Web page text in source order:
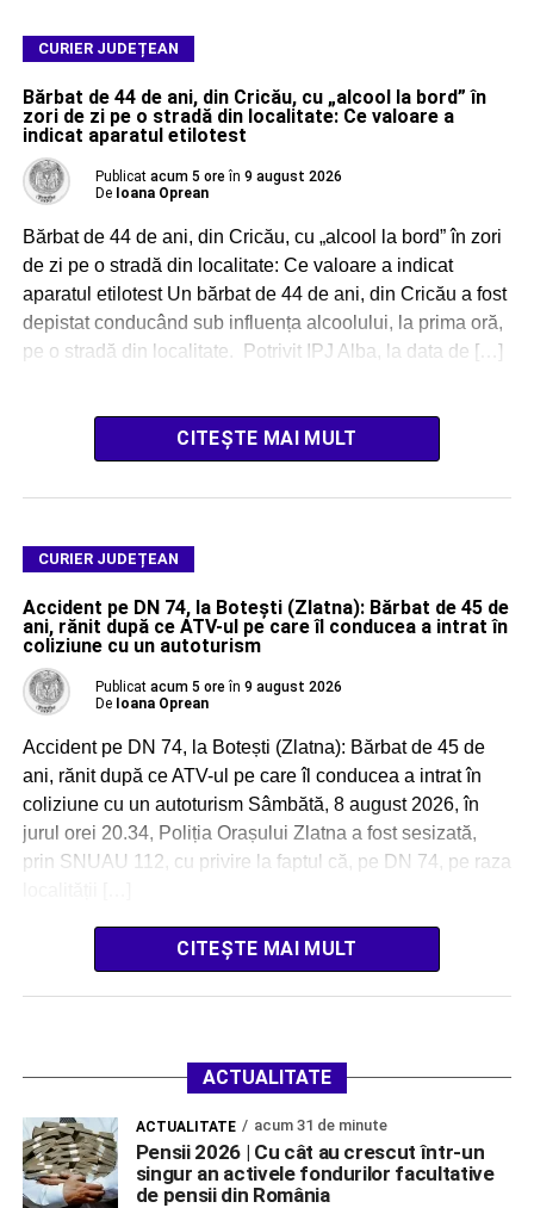
CURIER JUDEȚEAN
Bărbat de 44 de ani, din Cricău, cu „alcool la bord” în
zori de zi pe o stradă din localitate: Ce valoare a
indicat aparatul etilotest
Publicat acum 5 ore în 9 august 2026
De Ioana Oprean
Bărbat de 44 de ani, din Cricău, cu „alcool la bord” în zori
de zi pe o stradă din localitate: Ce valoare a indicat
aparatul etilotest Un bărbat de 44 de ani, din Cricău a fost
depistat conducând sub influența alcoolului, la prima oră,
pe o stradă din localitate. Potrivit IPJ Alba, la data de […]
CITEȘTE MAI MULT
CURIER JUDEȚEAN
Accident pe DN 74, la Botești (Zlatna): Bărbat de 45 de
ani, rănit după ce ATV-ul pe care îl conducea a intrat în
coliziune cu un autoturism
Publicat acum 5 ore în 9 august 2026
De Ioana Oprean
Accident pe DN 74, la Botești (Zlatna): Bărbat de 45 de
ani, rănit după ce ATV-ul pe care îl conducea a intrat în
coliziune cu un autoturism Sâmbătă, 8 august 2026, în
jurul orei 20.34, Poliția Orașului Zlatna a fost sesizată,
prin SNUAU 112, cu privire la faptul că, pe DN 74, pe raza
CITEȘTE MAI MULT
ACTUALITATE
ACTUALITATE acum 31 de minute
Pensii 2026 | Cu cât au crescut într-un
singur an activele fondurilor facultative
de pensii din România